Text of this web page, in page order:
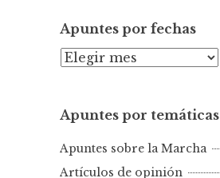
Apuntes por fechas
A
n
e
s
Apuntes por temáticas
Apuntes sobre la Marcha
Artículos de opinión